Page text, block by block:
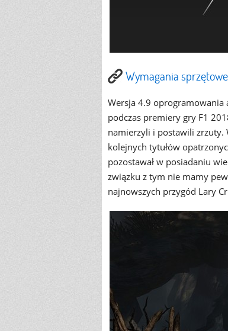
Wymagania
Wersja 4.9 oprogramowania
podczas premiery gry F1
namierzyli i postawili zrzuty.
kolejnych tytułów
pozostawał w posiadaniu
związku z tym nie mamy
najnowszych przygód Lary